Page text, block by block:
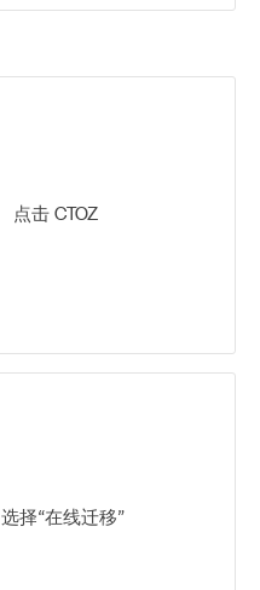
点击 CTOZ
选择“在线迁移”